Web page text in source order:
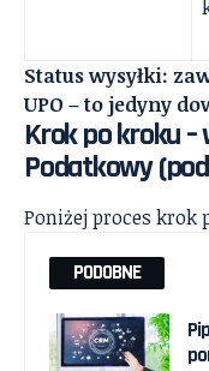
Status wysyłki:
UPO – to jedyny
Krok po kroku
Podatkowy
Poniżej proces krok
PODOBNE